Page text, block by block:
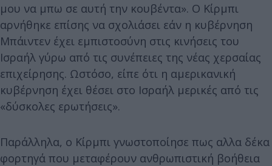
μου να μπω σε αυτή την κουβέντα». Ο Κίρμπι
αρνήθηκε επίσης να σχολιάσει εάν η κυβέρνηση
Μπάιντεν έχει εμπιστοσύνη στις κινήσεις του
Ισραήλ γύρω από τις συνέπειες της νέας χερσαίας
επιχείρησης. Ωστόσο, είπε ότι η αμερικανική
κυβέρνηση έχει θέσει στο Ισραήλ μερικές από τις
«δύσκολες ερωτήσεις».
Παράλληλα, ο Κίρμπι γνωστοποίησε πως αλλα δέκα
φορτηγά που μεταφέρουν ανθρωπιστική βοήθεια